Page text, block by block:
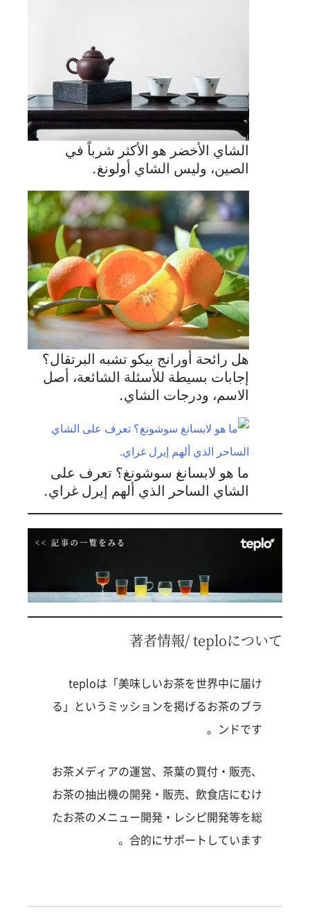
الشاي الأخضر هو الأكثر شرباً في
الصين، وليس الشاي أولونغ.
هل رائحة أورانج بيكو تشبه البرتقال؟
إجابات بسيطة للأسئلة الشائعة، أصل
الاسم، ودرجات الشاي.
ما هو لابسانغ سوشونغ؟ تعرف على
الشاي الساحر الذي ألهم إيرل غراي.
著者情報/ teploについて
teploは「美味しいお茶を世界中に届け
る」というミッションを掲げるお茶のブラ
ンドです。
お茶メディアの運営、茶葉の買付・販売、
お茶の抽出機の開発・販売、飲食店にむけ
たお茶のメニュー開発・レシピ開発等を総
合的にサポートしています。